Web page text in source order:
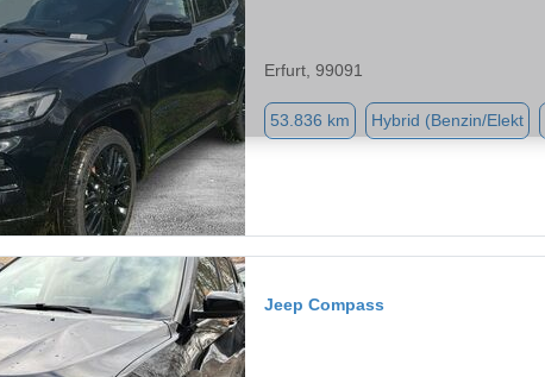
Erfurt, 99091
53.836 km Hybrid (Benzin/Elekt
Jeep Compass